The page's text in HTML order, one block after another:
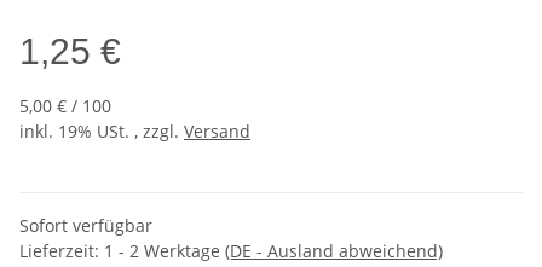
1,25 €
5,00 € / 100
inkl. 19% USt. , zzgl. Versand
Sofort verfügbar
Lieferzeit: 1 - 2 Werktage (DE - Ausland abweichend)